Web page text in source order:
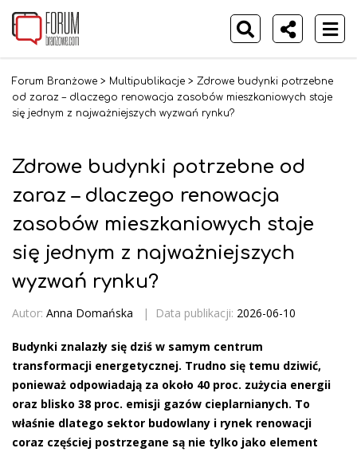
Forum Branżowe > Multipublikacje > Zdrowe budynki potrzebne
od zaraz – dlaczego renowacja zasobów mieszkaniowych staje
się jednym z najważniejszych wyzwań rynku?
Zdrowe budynki potrzebne od
zaraz – dlaczego renowacja
zasobów mieszkaniowych staje
się jednym z najważniejszych
wyzwań rynku?
Autor: Anna Domańska | Data publikacji: 2026-06-10
Budynki znalazły się dziś w samym centrum
transformacji energetycznej. Trudno się temu dziwić,
ponieważ odpowiadają za około 40 proc. zużycia energii
oraz blisko 38 proc. emisji gazów cieplarnianych. To
właśnie dlatego sektor budowlany i rynek renowacji
coraz częściej postrzegane są nie tylko jako element